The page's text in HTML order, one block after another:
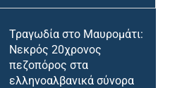
Τραγωδία στο Μαυρομάτι:
Νεκρός 20χρονος
πεζοπόρος στα
ελληνοαλβανικά σύνορα